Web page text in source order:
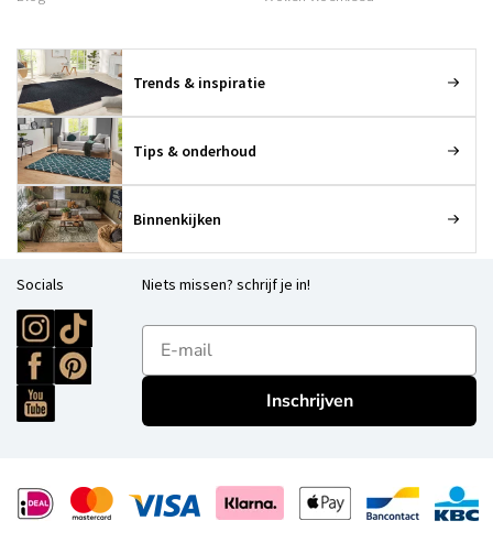
Trends & inspiratie
Tips & onderhoud
Binnenkijken
Socials Niets missen? schrijf je in!
E-mailadres
Inschrijven